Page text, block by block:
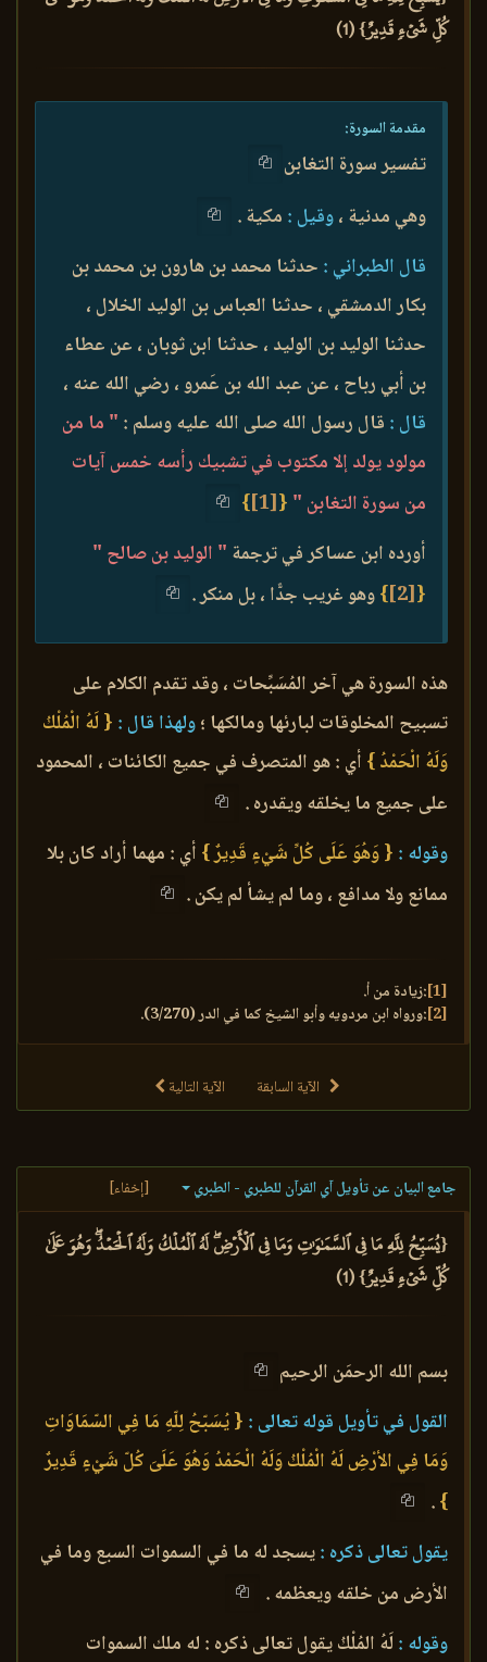
كُلِّ شَيۡءٖ قَدِيرٌ} (1)
مقدمة السورة:
تفسير سورة التغابن
وهي مدنية ،وقيل : مكية .
قال الطبراني : حدثنا محمد بن هارون بن محمد بن
بكار الدمشقي ، حدثنا العباس بن الوليد الخلال ،
حدثنا الوليد بن الوليد ، حدثنا ابن ثوبان ، عن عطاء
بن أبي رباح ، عن عبد الله بن عَمرو ، رضي الله عنه ،
قال : قال رسول الله صلى الله عليه وسلم : " ما من
مولود يولد إلا مكتوب في تشبيك رأسه خمس آيات
من سورة التغابن " {
[1]
}
أورده ابن عساكر في ترجمة " الوليد بن صالح "
{
[2]
}وهو غريب جدًّا ، بل منكر .
هذه السورة هي آخر المُسَبِّحات ، وقد تقدم الكلام على
تسبيح المخلوقات لبارئها ومالكها ؛ولهذا قال : { لَهُ الْمُلْكُ
وَلَهُ الْحَمْدُ } أي : هو المتصرف في جميع الكائنات ، المحمود
على جميع ما يخلقه ويقدره .
وقوله : { وَهُوَ عَلَى كُلِّ شَيْءٍ قَدِيرٌ } أي : مهما أراد كان بلا
ممانع ولا مدافع ، وما لم يشأ لم يكن .
[1] :زيادة من أ.
[2] :ورواه ابن مردويه وأبو الشيخ كما في الدر (3/270).
الآية السابقة الآية التالية
جامع البيان عن تأويل آي القرآن للطبري - الطبري [إخفاء]
{يُسَبِّحُ لِلَّهِ مَا فِي ٱلسَّمَٰوَٰتِ وَمَا فِي ٱلۡأَرۡضِۖ لَهُ ٱلۡمُلۡكُ وَلَهُ ٱلۡحَمۡدُۖ وَهُوَ عَلَىٰ
كُلِّ شَيۡءٖ قَدِيرٌ} (1)
بسم الله الرحمَن الرحيم
القول في تأويل قوله تعالى : { يُسَبّحُ لِلّهِ مَا فِي السّمَاوَاتِ
وَمَا فِي الأرْضِ لَهُ الْمُلْكُ وَلَهُ الْحَمْدُ وَهُوَ عَلَىَ كُلّ شَيْءٍ قَدِيرٌ
}
.
يقول تعالى ذكره :يسجد له ما في السموات السبع وما في
الأرض من خلقه ويعظمه .
وقوله : لَهُ المُلْكُ يقول تعالى ذكره : له ملك السموات